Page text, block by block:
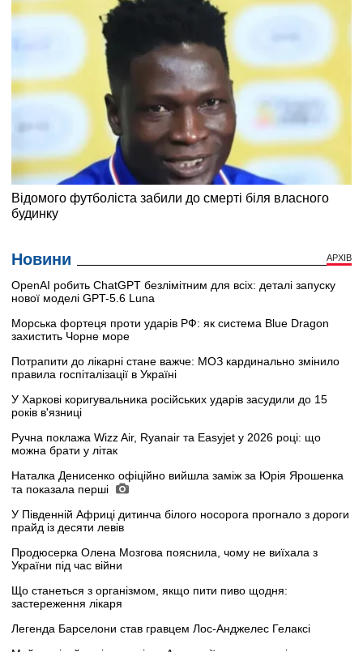
Новини АРХІВ
OpenAI робить ChatGPT безлімітним для всіх: деталі запуску
нової моделі GPT-5.6 Luna
Морська фортеця проти ударів РФ: як система Blue Dragon
захистить Чорне море
Потрапити до лікарні стане важче: МОЗ кардинально змінило
правила госпіталізації в Україні
У Харкові коригувальника російських ударів засудили до 15
років в'язниці
Ручна поклажа Wizz Air, Ryanair та Easyjet у 2026 році: що
можна брати у літак
Наталка Денисенко офіційно вийшла заміж за Юрія Ярошенка
та показала перші
У Південній Африці дитинча білого носорога прогнало з дороги
прайд із десяти левів
Продюсерка Олена Мозгова пояснила, чому не виїхала з
України під час війни
Що станеться з організмом, якщо пити пиво щодня:
застереження лікаря
Легенда Барселони став гравцем Лос-Анджелес Гелаксі